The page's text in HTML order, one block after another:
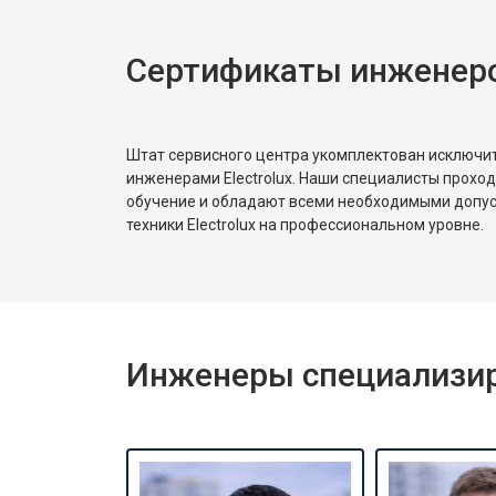
Замена платы сенсорного
Замена панели управления
Замена ТЭН
Ремонт/замена датчика
Сертификаты
Штат сервисного центра укомплектован
инженерами Electrolux. Наши специалисты
обучение и обладают всеми необходимыми
техники Electrolux на профессиональном уровне.
Инженеры